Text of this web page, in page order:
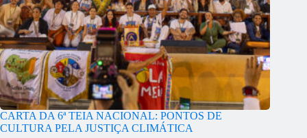
CARTA DA 6ª TEIA NACIONAL: PONTOS DE
CULTURA PELA JUSTIÇA CLIMÁTICA